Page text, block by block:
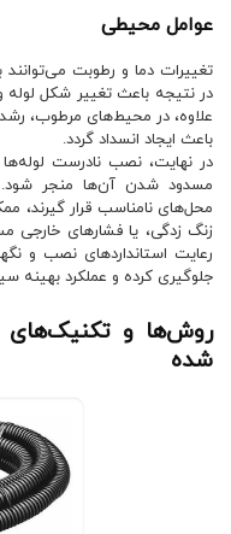
عوامل محیطی
تغییرات دما و رطوبت می‌توانند
در نتیجه باعث تغییر شکل
علاوه، در محیط‌های مرطوب،
باعث ایجاد انسداد گردد.
در نهایت، نصب نادرست
مسدود شدن آن‌ها منجر شود.
محل‌های نامناسب قرار
زنگ زدگی، یا فشارهای خارجی
رعایت استانداردهای نصب و
جلوگیری کرده و عملکرد بهینه
روش‌ها و تکنیک‌های
شده